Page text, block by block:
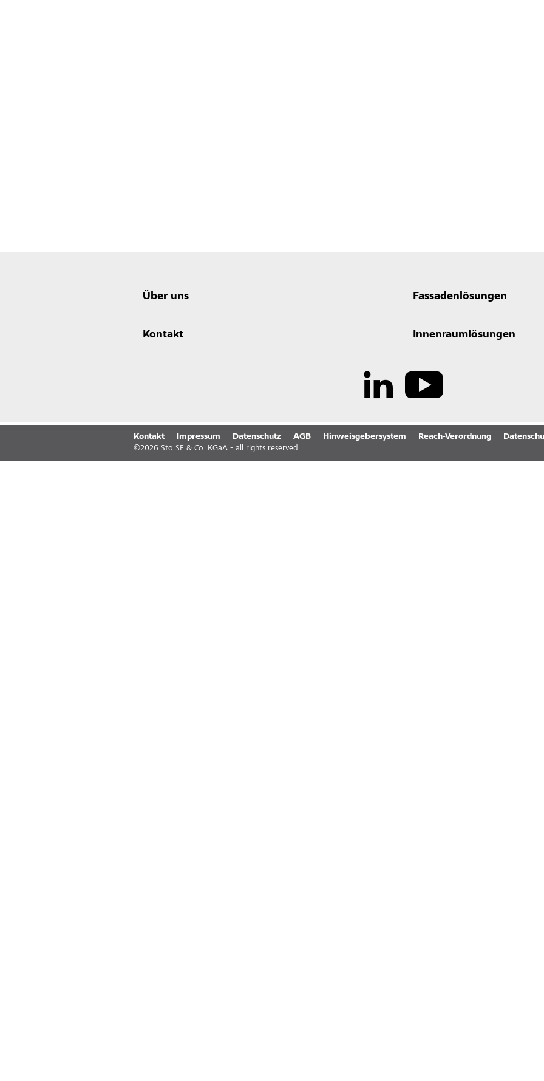
Über uns Fassadenlösungen
Kontakt Innenraumlösungen
Kontakt Impressum Datenschutz AGB Hinweisgebersystem Reach-Verordnung
©2026 Sto SE & Co. KGaA - all rights reserved